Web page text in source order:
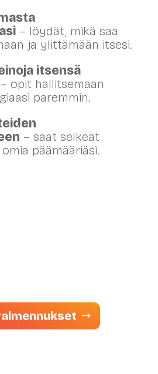
– löydät, mikä saa
ja ylittämään itsesi.
itsensä
– opit hallitsemaan
paremmin.
– saat selkeät
päämääriäsi.